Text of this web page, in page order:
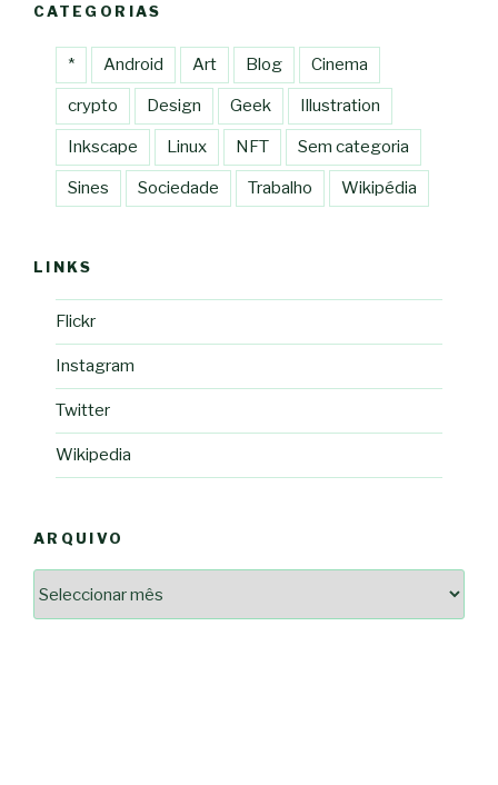
CATEGORIAS
* Android Art Blog Cinema
crypto Design Geek Illustration
Inkscape Linux NFT Sem categoria
Sines Sociedade Trabalho Wikipédia
LINKS
Flickr
Instagram
Twitter
Wikipedia
ARQUIVO